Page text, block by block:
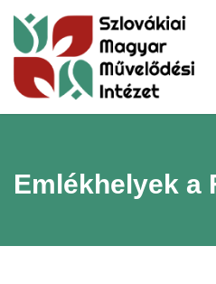
Emlékhelyek a